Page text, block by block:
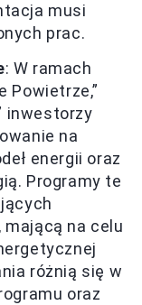
musi
prac.
: W ramach
Powietrze,”
inwestorzy
na
energii oraz
Programy te
na celu
różnią się w
oraz